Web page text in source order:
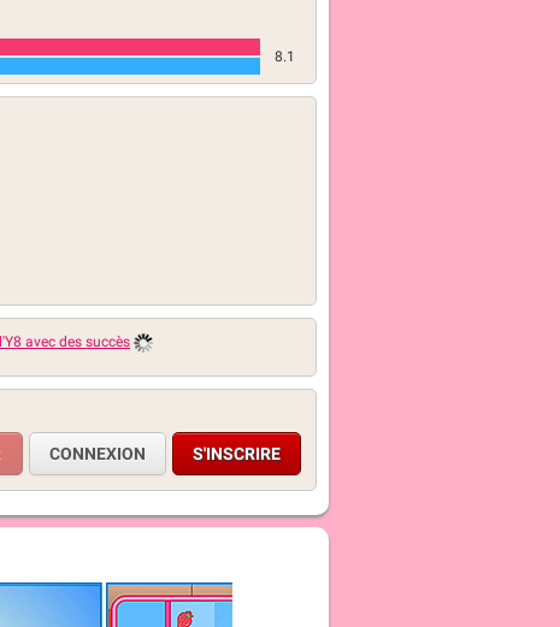
8.1
avec des succès
CONNEXION S'INSCRIRE